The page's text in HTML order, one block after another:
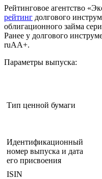
Рейтинговое агентство
рейтинг долгового
облигационного займа
Ранее у долгового
ruAA+.
Параметры выпуска:
Тип ценной бумаги
Идентификационный
номер выпуска и дата
его присвоения
ISIN